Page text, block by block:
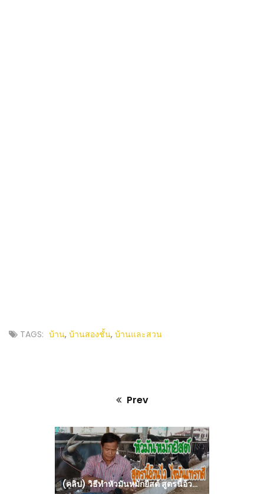
TAGS: บ้าน, บ้านสองชั้น, บ้านและสวน
Prev
Previous
post:
(คลิป) วิธีทำหัวมันหมักยีสต์ สูตรนี้อ้วนทันใจ ไขมันแทรกดี : วีดีโอ เกษตร